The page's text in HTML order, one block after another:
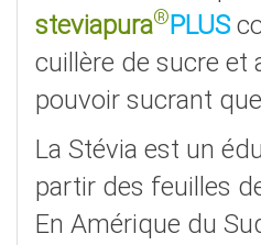
steviapura® PLUS
cuillère de sucre et
pouvoir sucrant
La Stévia est un
partir des feuilles
En Amérique du